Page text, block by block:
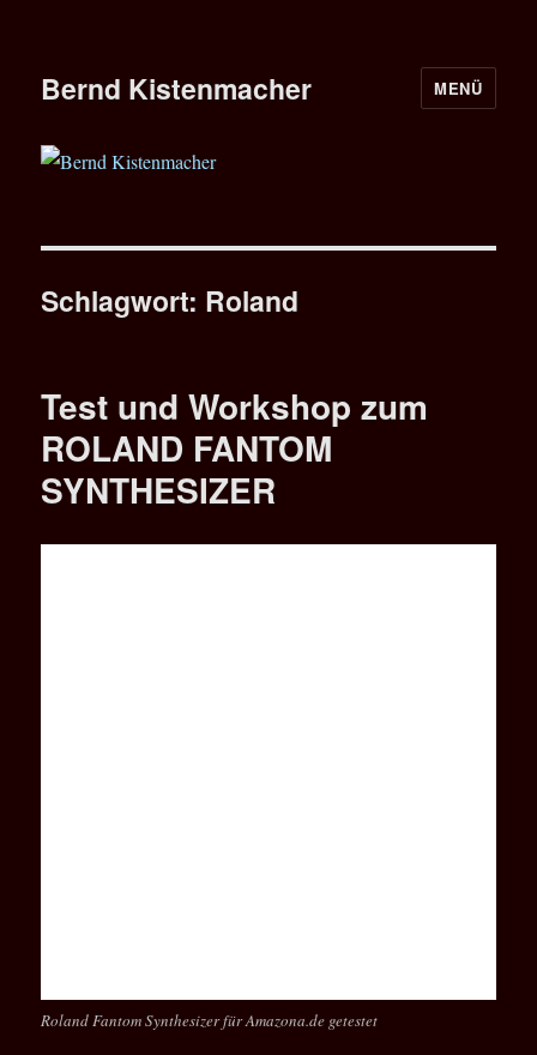
Bernd Kistenmacher MENÜ
Schlagwort: Roland
Test und Workshop zum
ROLAND FANTOM
SYNTHESIZER
Roland Fantom Synthesizer für Amazona.de getestet